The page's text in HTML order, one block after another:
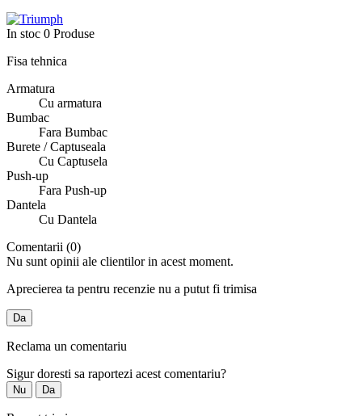
In stoc 0 Produse
Fisa tehnica
Armatura
Cu armatura
Bumbac
Fara Bumbac
Burete / Captuseala
Cu Captusela
Push-up
Fara Push-up
Dantela
Cu Dantela
Comentarii (0)
Nu sunt opinii ale clientilor in acest moment.
Aprecierea ta pentru recenzie nu a putut fi trimisa
Da
Reclama un comentariu
Sigur doresti sa raportezi acest comentariu?
Nu Da